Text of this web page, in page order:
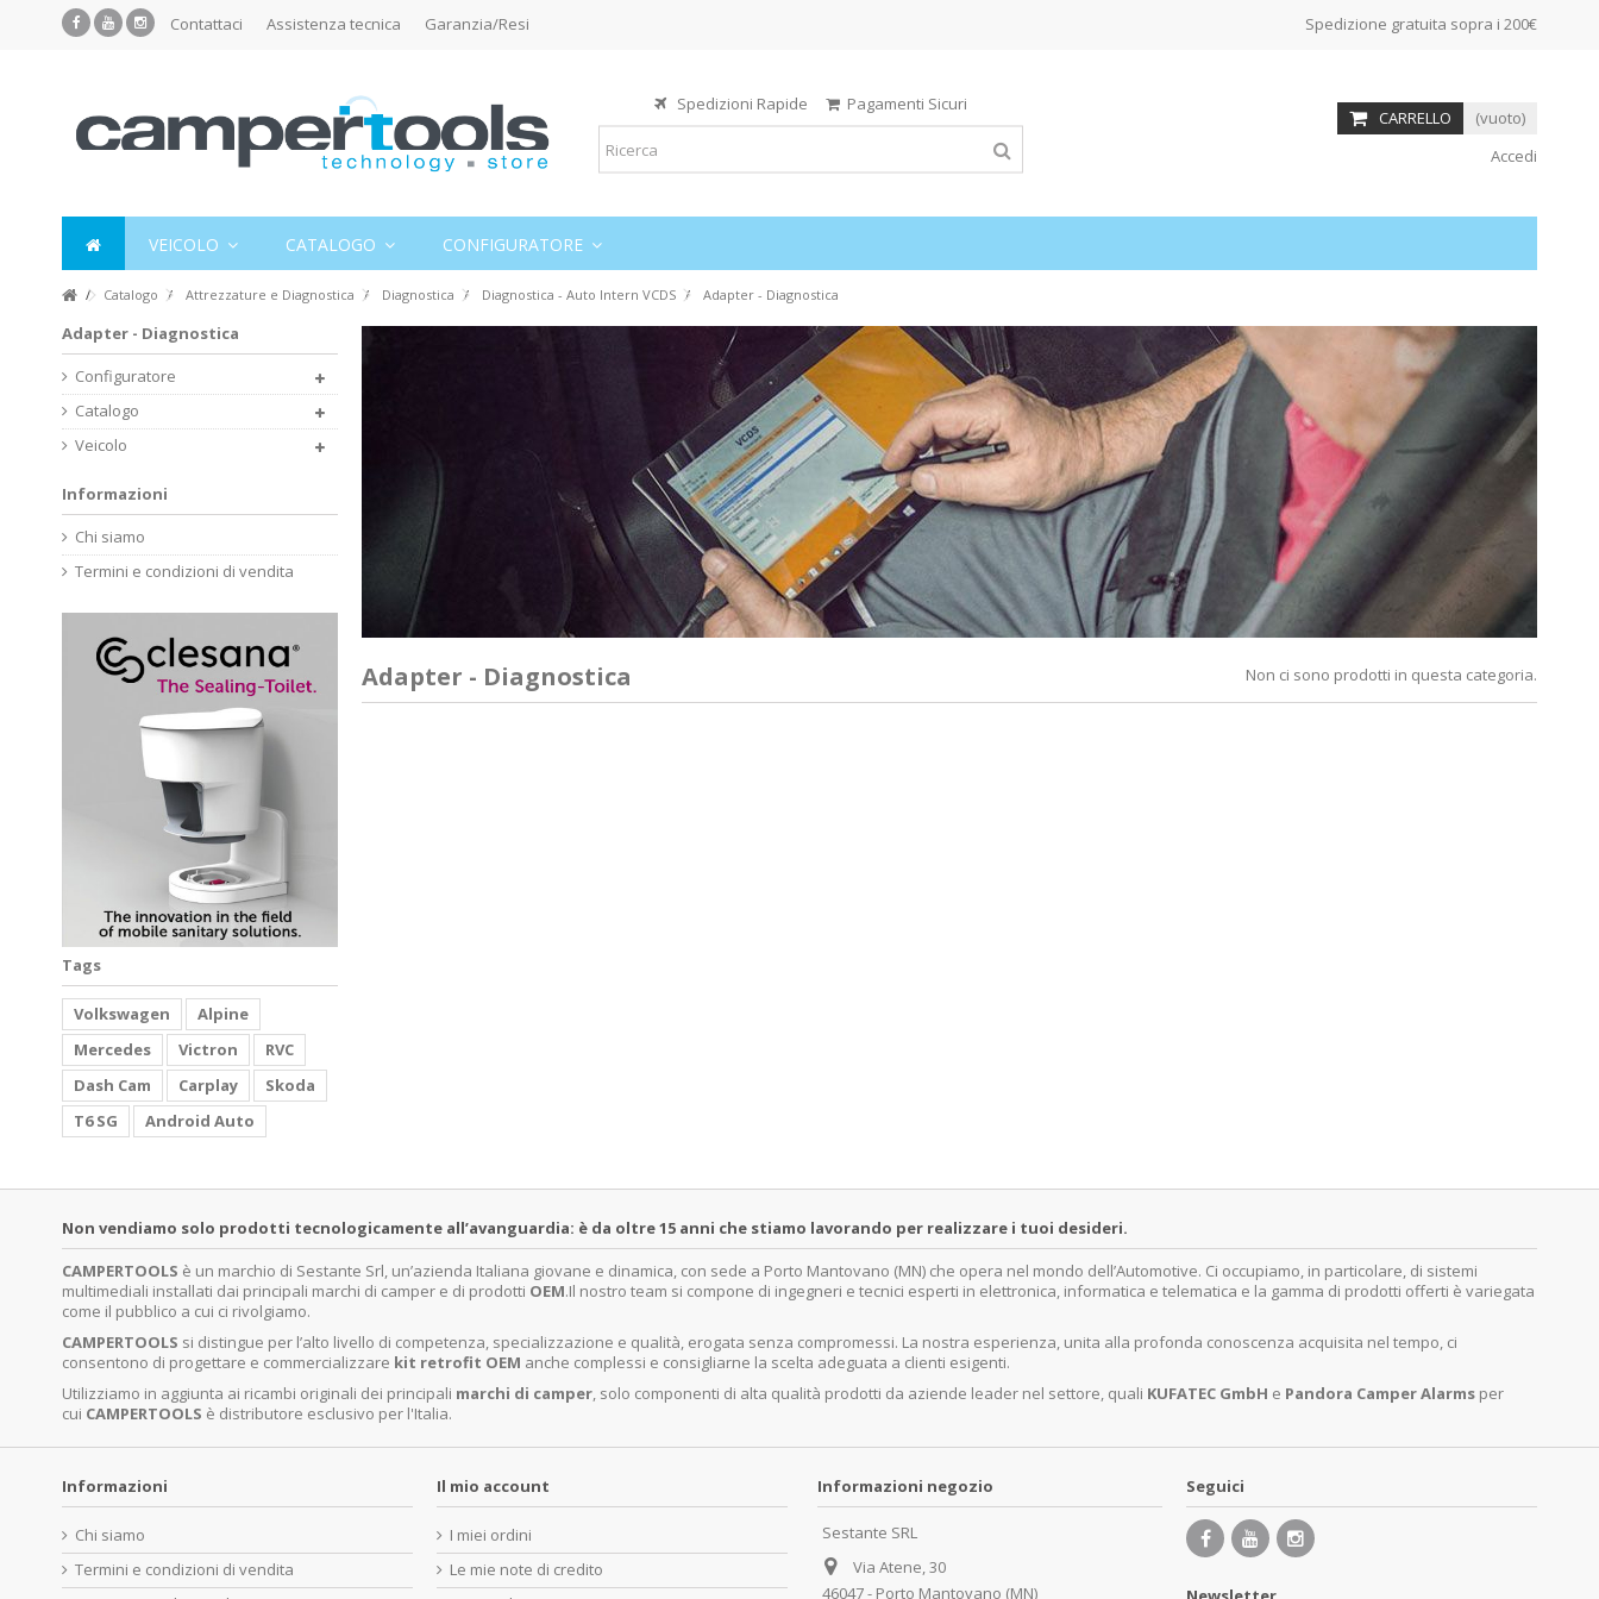
Contattaci Assistenza tecnica Garanzia/Resi Spedizione gratuita sopra i 200€
Spedizioni Rapide Pagamenti Sicuri
CARRELLO
(vuoto)
Accedi
VEICOLO CATALOGO CONFIGURATORE
Catalogo Attrezzature e Diagnostica Diagnostica Diagnostica - Auto Intern VCDS Adapter - Diagnostica
Adapter - Diagnostica Non ci sono prodotti in questa categoria.
Adapter - Diagnostica
Configuratore
Catalogo
Veicolo
Informazioni
Chi siamo
Termini e condizioni di vendita
Tags
Volkswagen
Alpine
Mercedes
Victron
RVC
Dash Cam
Carplay
Skoda
T6 SG
Android Auto
Non vendiamo solo prodotti tecnologicamente all’avanguardia: è da oltre 15 anni che stiamo lavorando per realizzare i tuoi desideri.
CAMPERTOOLS è un marchio di Sestante Srl, un’azienda Italiana giovane e dinamica, con sede a Porto Mantovano (MN) che opera nel mondo dell’Automotive. Ci occupiamo, in particolare, di sistemi
multimediali installati dai principali marchi di camper e di prodotti OEM.Il nostro team si compone di ingegneri e tecnici esperti in elettronica, informatica e telematica e la gamma di prodotti offerti è variegata
come il pubblico a cui ci rivolgiamo.
CAMPERTOOLS si distingue per l’alto livello di competenza, specializzazione e qualità, erogata senza compromessi. La nostra esperienza, unita alla profonda conoscenza acquisita nel tempo, ci
consentono di progettare e commercializzare kit retrofit OEM anche complessi e consigliarne la scelta adeguata a clienti esigenti.
Utilizziamo in aggiunta ai ricambi originali dei principali marchi di camper, solo componenti di alta qualità prodotti da aziende leader nel settore, quali KUFATEC GmbH e Pandora Camper Alarms per
cui CAMPERTOOLS è distributore esclusivo per l'Italia.
Informazioni
Chi siamo
Termini e condizioni di vendita
Il mio account
I miei ordini
Le mie note di credito
Informazioni negozio
Sestante SRL
Via Atene, 30
46047 - Porto Mantovano (MN)
Seguici